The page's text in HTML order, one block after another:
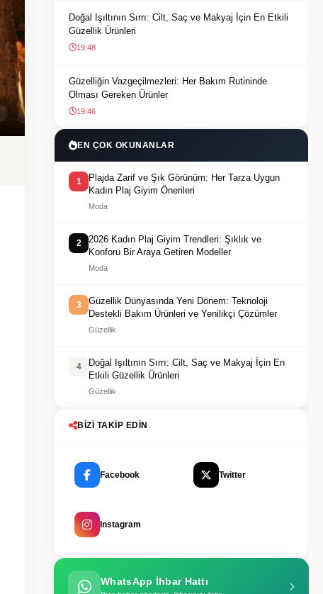
Doğal Işıltının Sırrı: Cilt, Saç ve Makyaj İçin En Etkili
Güzellik Ürünleri
19:48
Güzelliğin Vazgeçilmezleri: Her Bakım Rutininde
Olması Gereken Ürünler
19:46
EN ÇOK OKUNANLAR
1
Plajda Zarif ve Şık Görünüm: Her Tarza Uygun
Kadın Plaj Giyim Önerileri
Moda
2
2026 Kadın Plaj Giyim Trendleri: Şıklık ve
Konforu Bir Araya Getiren Modeller
Moda
3
Güzellik Dünyasında Yeni Dönem: Teknoloji
Destekli Bakım Ürünleri ve Yenilikçi Çözümler
Güzellik
4
Doğal Işıltının Sırrı: Cilt, Saç ve Makyaj İçin En
Etkili Güzellik Ürünleri
Güzellik
BIZI TAKIP EDIN
Facebook Twitter
Instagram
WhatsApp İhbar Hattı